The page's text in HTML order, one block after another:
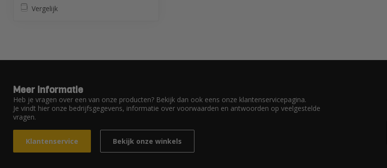
Vergelijk
Meer informatie
Heb je vragen over een van onze producten? Bekijk dan ook eens onze klantenservicepagina.
Je vindt hier onze bedrijfsgegevens, informatie over voorwaarden en antwoorden op veelgestelde
vragen.
Klantenservice Bekijk onze winkels